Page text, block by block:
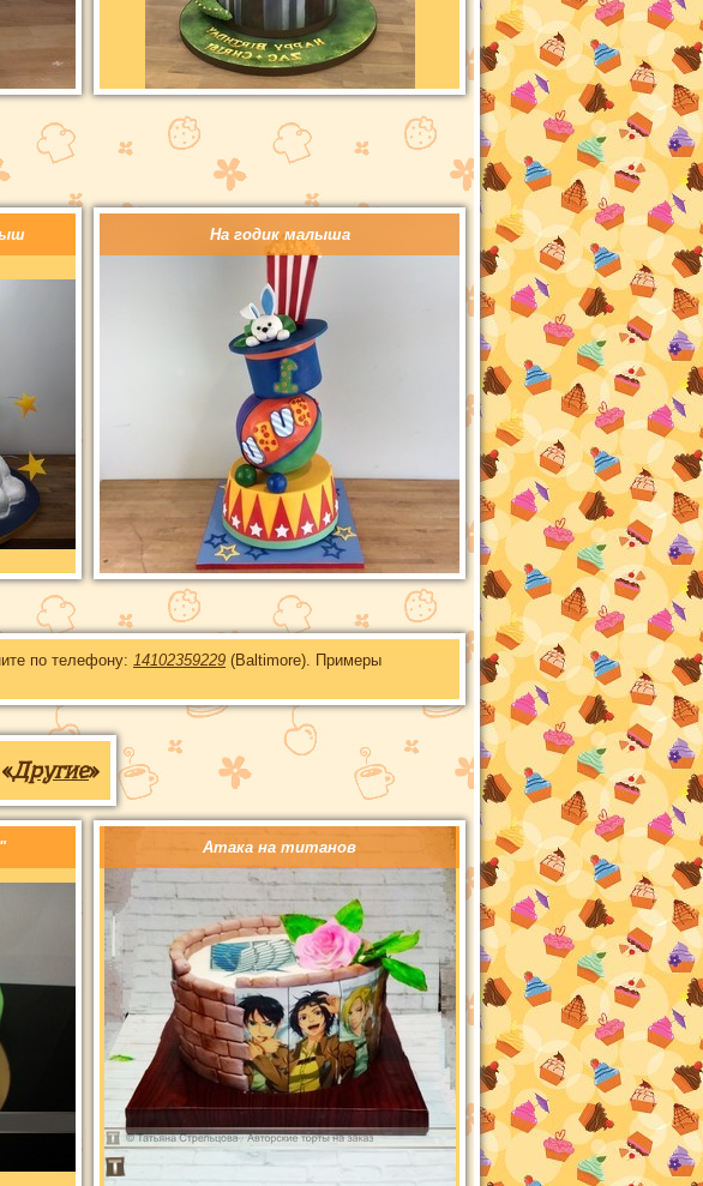
На годик малыша
по телефону: 14102359229 (Baltimore). Примеры
Другие»
Атака на титанов